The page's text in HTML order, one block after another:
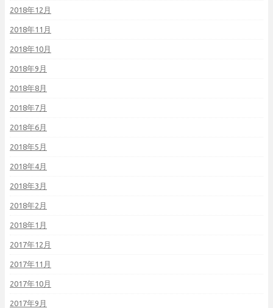
2018年12月
2018年11月
2018年10月
2018年9月
2018年8月
2018年7月
2018年6月
2018年5月
2018年4月
2018年3月
2018年2月
2018年1月
2017年12月
2017年11月
2017年10月
2017年9月